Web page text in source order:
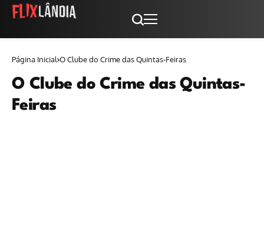
Página Inicial O Clube do Crime das Quintas-Feiras
O Clube do Crime das Quintas-
Feiras